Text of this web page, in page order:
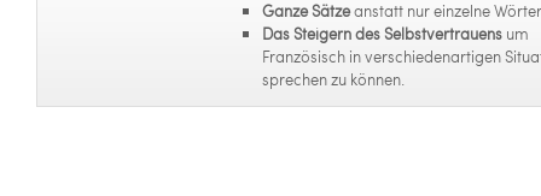
Ganze Sätzeanstatt nur einzelne
Das Steigern des Selbstvertrauens um
Französisch in verschiedenartigen
sprechen zu können.